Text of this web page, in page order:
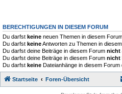
BERECHTIGUNGEN IN DIESEM FORUM
Du darfst keine neuen Themen in diesem
Du darfst keineAntworten zu Themen in
Du darfst deine Beiträge in diesem Forum nicht
Du darfst deine Beiträge in diesem Forum nicht
Du darfst keine Dateianhänge in diesem Forum
Startseite Foren-Übersicht